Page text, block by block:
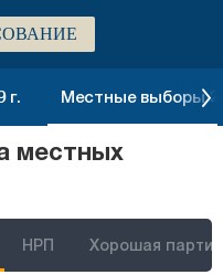
г. Местные выборы
местных
НРП Хорошая партия